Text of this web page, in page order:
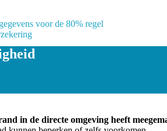
voor de 80% regel
in de directe omgeving heeft